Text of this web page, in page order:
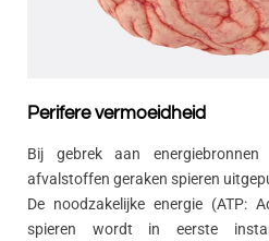
Perifere vermoeidheid
Bij gebrek aan
afvalstoffen geraken spieren
De noodzakelijke energie (ATP:
spieren wordt in eerste